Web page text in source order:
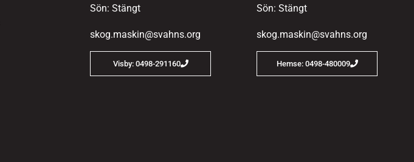
Sön: Stängt
skog.maskin@svahns.org
Visby: 0498-291160
Sön: Stängt
skog.maskin@svahns.org
Hemse: 0498-480009